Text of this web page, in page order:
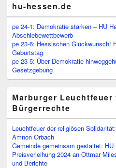
hu-hessen.de
pe 24-1: Demokratie stärken – HU
Abschiebewettbewerb
pe 23-6: Hessischen Glückwunsch!
Geburtstag
pe 23-5: Über Demokratie
Gesetzgebung
Marburger
Bürgerrechte
Leuchtfeuer der religiösen
Amnon Orbach
Gemeinde gemeinsam gestaltet:
Preisverleihung 2024 an Ottmar
und Berichte